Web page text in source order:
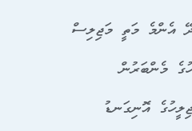
އެންމެ މަތީ މަޖިލިސް
މެންބަރުން
އޮނިގަނޑު